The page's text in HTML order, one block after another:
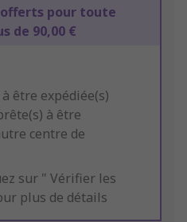
pour toute
de 90,00 €
être expédiée(s)
à être
centre de
sur " Vérifier les
plus de détails